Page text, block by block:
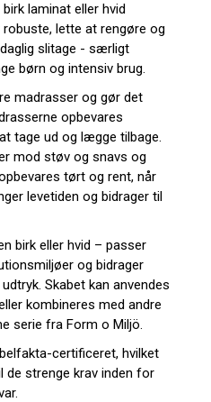
laminat eller hvid
lette at rengøre og
slitage - særligt
børn og intensiv brug.
madrasser og gør det
opbevares
tage ud og lægge tilbage.
mod støv og snavs og
tørt og rent, når
levetiden og bidrager til
birk eller hvid – passer
og bidrager
Skabet kan anvendes
kombineres med andre
serie fra Form o Miljö.
certificeret, hvilket
de strenge krav inden for